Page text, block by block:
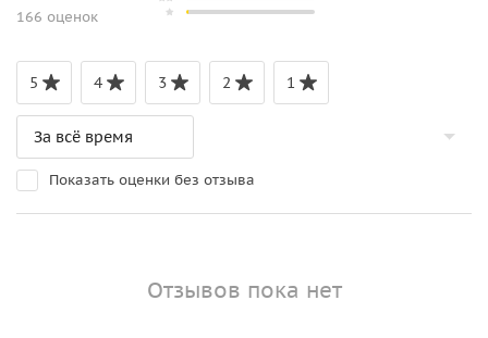
166 оценок
5 4 3 2 1
Показать оценки без отзыва
Отзывов пока нет